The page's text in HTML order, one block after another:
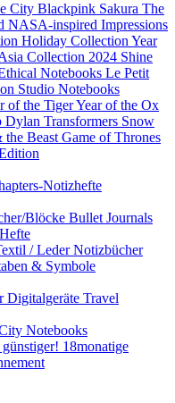
City Blackpink Sakura The
NASA-inspired Impressions
Holiday Collection Year
Collection 2024 Shine
Notebooks Le Petit
Studio Notebooks
of the TigerYear of the Ox
Dylan Transformers Snow
the Beast Game of Thrones
Notizhefte
Blöcke Bullet Journals
/ Leder Notizbücher
& Symbole
Digitalgeräte Travel
Notebooks
18monatige